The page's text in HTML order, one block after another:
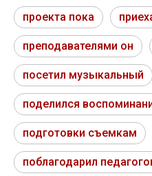
проекта пока
преподавателями он
посетил музыкальный
поделился
подготовки съемкам
поблагодарил